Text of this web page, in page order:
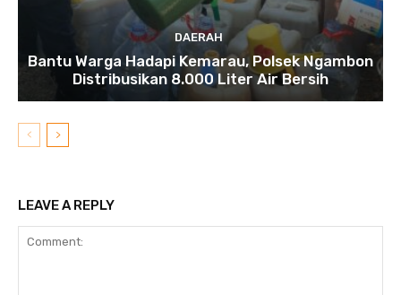
DAERAH
Bantu Warga Hadapi Kemarau, Polsek Ngambon
Distribusikan 8.000 Liter Air Bersih
LEAVE A REPLY